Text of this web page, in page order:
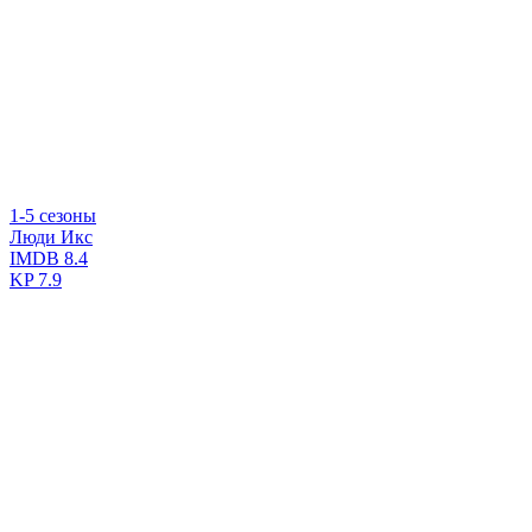
1-5 сезоны
Люди Икс
IMDB 8.4
KP7.9